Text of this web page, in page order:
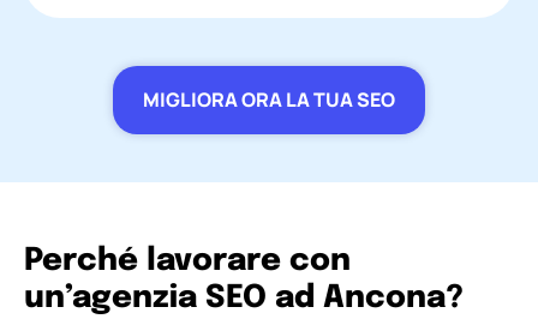
MIGLIORA ORA LA TUA SEO
Perché lavorare con
un’agenzia SEO ad Ancona?